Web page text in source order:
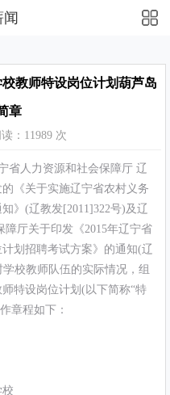
教师特设岗位计划葫芦岛
章
：11989 次
省人力资源和社会保障厅 辽
《关于实施辽宁省农村义务
》(辽教发[2011]322号)及辽
厅关于印发《2015年辽宁省
划招聘考试方案》的通知(辽
校教师队伍的实际情况，组
特设岗位计划(以下简称“特
章程如下：